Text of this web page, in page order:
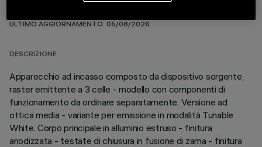
DATI TECNICI
ULTIMO AGGIORNAMENTO: 05/08/2026
DESCRIZIONE
Apparecchio ad incasso composto da dispositivo sorgente,
raster emittente a 3 celle - modello con componenti di
funzionamento da ordinare separatamente. Versione ad
ottica media - variante per emissione in modalità Tunable
White. Corpo principale in alluminio estruso - finitura
anodizzata - testate di chiusura in fusione di zama - finitura